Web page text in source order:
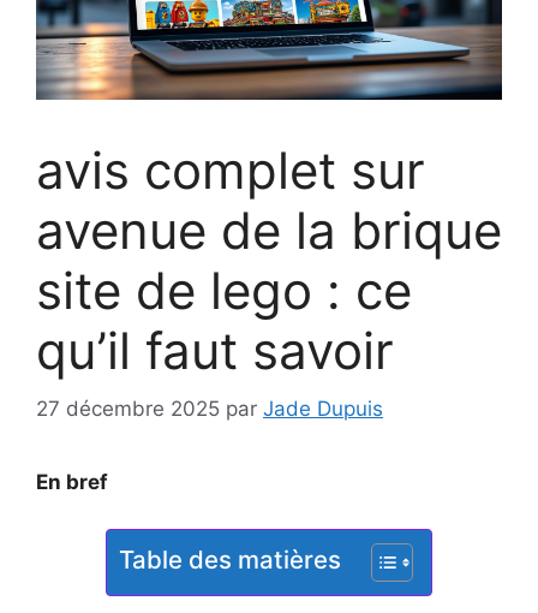
avis complet sur
avenue de la brique
site de lego : ce
qu’il faut savoir
27 décembre 2025 par Jade Dupuis
En bref
Table des matières